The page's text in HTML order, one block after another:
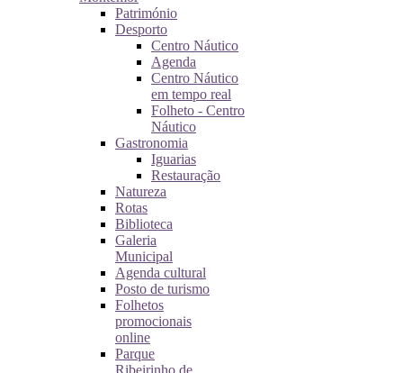
Património
Desporto
Centro Náutico
Agenda
Centro Náutico
em tempo real
Folheto - Centro
Náutico
Gastronomia
Iguarias
Restauração
Natureza
Rotas
Biblioteca
Galeria
Municipal
Agenda cultural
Posto de turismo
Folhetos
promocionais
online
Parque
Ribeirinho de